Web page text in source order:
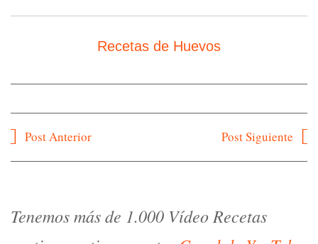
Recetas de Huevos
Navegación
Post Anterior Post Siguiente
Tenemos más de 1.000 Vídeo Recetas